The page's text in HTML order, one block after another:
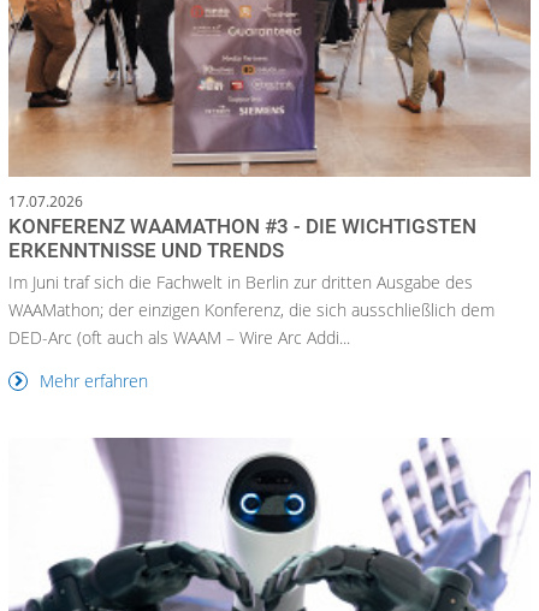
17.07.2026
KONFERENZ WAAMATHON #3 - DIE WICHTIGSTEN
ERKENNTNISSE UND TRENDS
Im Juni traf sich die Fachwelt in Berlin zur dritten Ausgabe des
WAAMathon; der einzigen Konferenz, die sich ausschließlich dem
DED-Arc (oft auch als WAAM – Wire Arc Addi...
Mehr erfahren